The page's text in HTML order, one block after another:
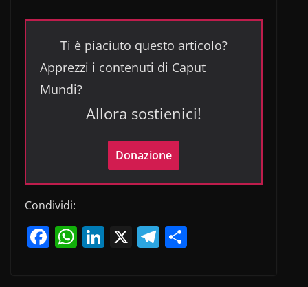
Ti è piaciuto questo articolo?
Apprezzi i contenuti di Caput
Mundi?
Allora sostienici!
Donazione
Condividi:
F W Li X T